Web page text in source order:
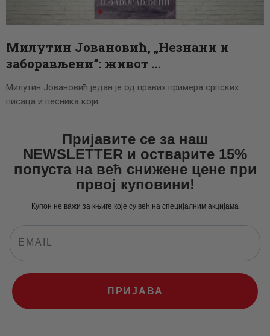
ЦЕНОВНИК
ПИСМО
Милутин Јовановић, „Незнани и
заборављени”: живот …
Милутин Јовановић један је од правих примера српских
писаца и песника који…
Пријавите се за наш
NEWSLETTER и остварите 15%
попуста на већ снижене цене при
првој куповини!
Купон не важи за књиге које су већ на специјалним акцијама
ПРИЈАВА